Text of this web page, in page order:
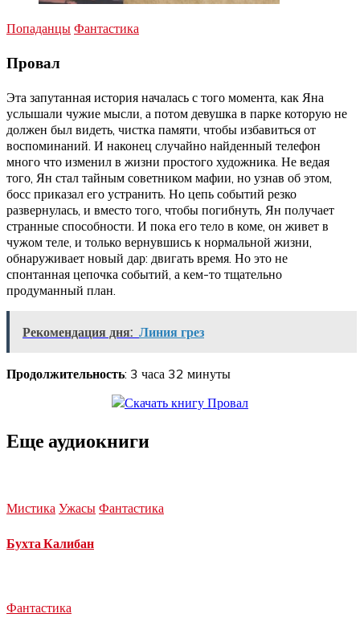
Попаданцы Фантастика
Провал
Эта запутанная история началась с того момента, как Яна
услышали чужие мысли, а потом девушка в парке которую не
должен был видеть, чистка памяти, чтобы избавиться от
воспоминаний. И наконец случайно найденный телефон
много что изменил в жизни простого художника. Не ведая
того, Ян стал тайным советником мафии, но узнав об этом,
босс приказал его устранить. Но цепь событий резко
развернулась, и вместо того, чтобы погибнуть, Ян получает
странные способности. И пока его тело в коме, он живет в
чужом теле, и только вернувшись к нормальной жизни,
обнаруживает новый дар: двигать время. Но это не
спонтанная цепочка событий, а кем-то тщательно
продуманный план.
Рекомендация дня: Линия грез
Продолжительность: 3 часа 32 минуты
Еще аудиокниги
Мистика Ужасы Фантастика
Бухта Калибан
Фантастика